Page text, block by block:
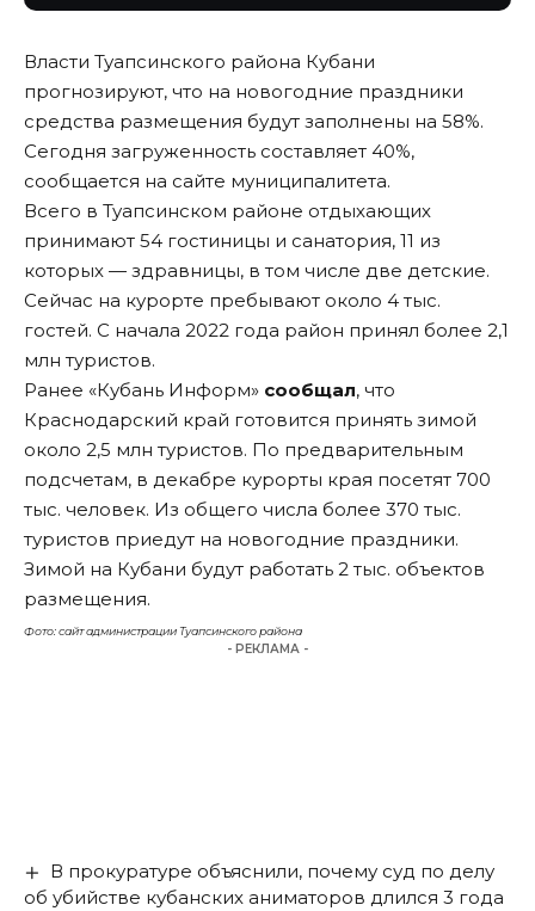
Власти Туапсинского района Кубани
прогнозируют, что на новогодние праздники
средства размещения будут заполнены на 58%.
Сегодня загруженность составляет 40%,
сообщается на сайте муниципалитета.
Всего в Туапсинском районе отдыхающих
принимают 54 гостиницы и санатория, 11 из
которых — здравницы, в том числе две детские.
Сейчас на курорте пребывают около 4 тыс.
гостей. С начала 2022 года район принял более 2,1
млн туристов.
Ранее «Кубань Информ» сообщал, что
Краснодарский край готовится принять зимой
около 2,5 млн туристов. По предварительным
подсчетам, в декабре курорты края посетят 700
тыс. человек. Из общего числа более 370 тыс.
туристов приедут на новогодние праздники.
Зимой на Кубани будут работать 2 тыс. объектов
размещения.
Фото: сайт администрации Туапсинского района
- РЕКЛАМА -
В прокуратуре объяснили, почему суд по делу
об убийстве кубанских аниматоров длился 3 года